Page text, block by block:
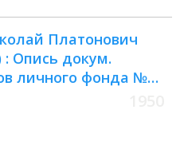
Платонович
: Опись докум.
личного фонда №
даты докум.